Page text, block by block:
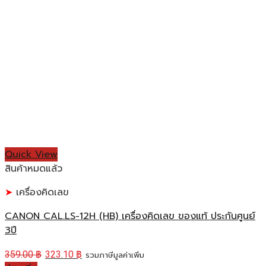
Quick View
สินค้าหมดแล้ว
เครื่องคิดเลข
CANON CAL.LS-12H (HB) เครื่องคิดเลข ของแท้ ประกันศูนย์
3ปี
359.00฿ 323.10 ฿ รวมภาษีมูลค่าเพิ่ม